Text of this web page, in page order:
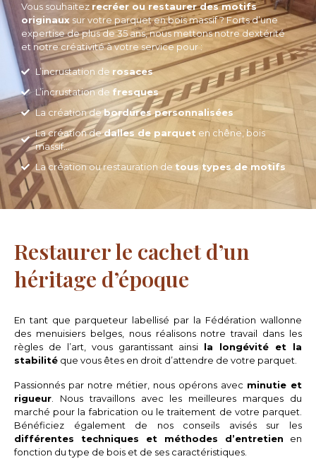
Vous souhaitez recréer ou restaurer des motifs
originaux sur votre parquet en bois massif ? Forts d’une
expertise de plus de 35 ans, nous mettons notre dextérité
et notre créativité à votre service pour :
L’incrustation de rosaces
L’incrustation de fresques
La création debordures personnalisées
La création dedalles de parquet en chêne, bois
massif…
La création ou restauration de tous types de motifs
Restaurer le cachet d’un
héritage d’époque
En tant que parqueteur labellisé par la Fédération wallonne
des menuisiers belges, nous réalisons notre travail dans les
règles de l’art, vous garantissant ainsi la longévité et la
stabilité que vous êtes en droit d’attendre de votre parquet.
Passionnés par notre métier, nous opérons avec minutie et
rigueur . Nous travaillons avec les meilleures marques du
marché pour la fabrication ou le traitement de votre parquet.
Bénéficiez également de nos conseils avisés sur les
différentes techniques et méthodes d’entretien en
fonction du type de bois et de ses caractéristiques.